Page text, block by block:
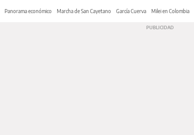
Panorama económico Marcha de San Cayetano García Cuerva Milei en Colombia